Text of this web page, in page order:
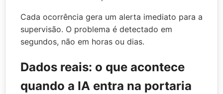
Cada ocorrência gera um alerta imediato para a
supervisão. O problema é detectado em
segundos, não em horas ou dias.
Dados reais: o que acontece
quando a IA entra na portaria